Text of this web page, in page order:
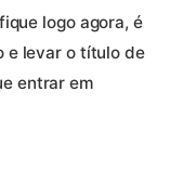
logo agora, é
e levar o título de
entrar em